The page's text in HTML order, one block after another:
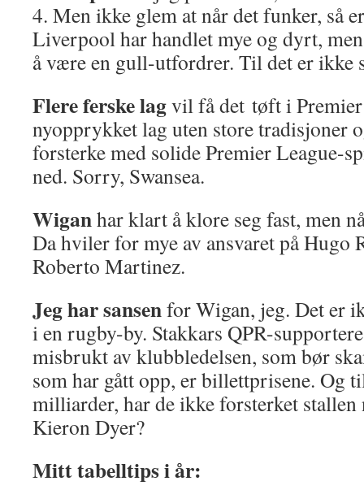
4. Men ikke glem at når det funker, så
Liverpool har handlet mye og dyrt,
å være en gull-utfordrer. Til det er ikke
Flere ferske lagvil få det tøft i
nyopprykket lag uten store tradisjoner
forsterke med solide Premier League-
ned. Sorry, Swansea.
Wiganhar klart å klore seg fast, men
Da hviler for mye av ansvaret på Hugo
Roberto Martinez.
Jeg har sansenfor Wigan, jeg. Det er
i en rugby-by. Stakkars QPR-
misbrukt av klubbledelsen, som bør
som har gått opp, er billettprisene. Og
milliarder, har de ikke forsterket stallen
Kieron Dyer?
Mitt tabelltips i år: